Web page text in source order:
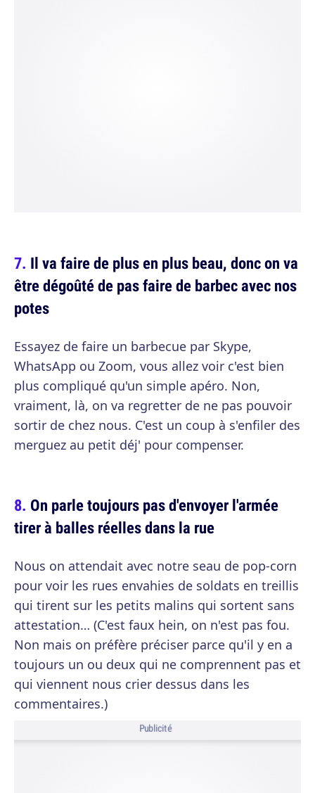
Il va faire de plus en plus beau, donc on va
être dégoûté de pas faire de barbec avec nos
potes
Essayez de faire un barbecue par Skype,
WhatsApp ou Zoom, vous allez voir c'est bien
plus compliqué qu'un simple apéro. Non,
vraiment, là, on va regretter de ne pas pouvoir
sortir de chez nous. C'est un coup à s'enfiler des
merguez au petit déj' pour compenser.
On parle toujours pas d'envoyer l'armée
tirer à balles réelles dans la rue
Nous on attendait avec notre seau de pop-corn
pour voir les rues envahies de soldats en treillis
qui tirent sur les petits malins qui sortent sans
attestation… (C'est faux hein, on n'est pas fou.
Non mais on préfère préciser parce qu'il y en a
toujours un ou deux qui ne comprennent pas et
qui viennent nous crier dessus dans les
commentaires.)
Publicité